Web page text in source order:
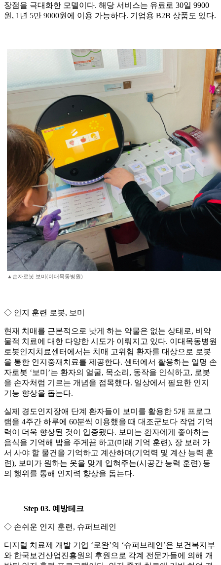
장점을 극대화한 모델이다. 해당 서비스는 유료로 30일 9900
원, 1년 5만 9000원에 이용 가능하다. 기업용 B2B 상품도 있다.
▲손자로봇 보미(이대목동병원)
◇ 인지 훈련 로봇, 보미
현재 치매를 근본적으로 낫게 하는 약물은 없는 상태로, 비약
물적 치료에 대한 다양한 시도가 이뤄지고 있다. 이대목동병원
로봇인지치료센터에서는 치매 고위험 환자를 대상으로 로봇
을 통한 인지중재치료를 제공한다. 센터에서 활용하는 일명 손
자로봇 ‘보미’는 환자의 얼굴, 목소리, 동작을 인식하고, 로봇
을 손자처럼 기르는 개념을 접목했다. 일상에서 필요한 인지
기능 향상을 돕는다.
실제 경도인지장애 단계 환자들이 보미를 활용한 5개 프로그
램을 4주간 하루에 60분씩 이용했을 때 대조군보다 작업 기억
력이 더욱 향상된 것이 입증됐다. 보미는 환자에게 좋아하는
음식을 기억해 밥을 주게끔 하고(미래 기억 훈련), 장 보러 가
서 사야 할 물건을 기억하고 계산하며(기억력 및 계산 능력 훈
련), 보미가 원하는 옷을 맞게 입혀주는(시공간 능력 훈련) 등
의 행위를 통해 인지력 향상을 돕는다.
Step 03. 예방테크
◇ 손쉬운 인지 훈련, 슈퍼브레인
디지털 치료제 개발 기업 ‘로완’의 ‘슈퍼브레인’은 보건복지부
와 한국보건산업진흥원의 후원으로 각계 전문가들에 의해 개